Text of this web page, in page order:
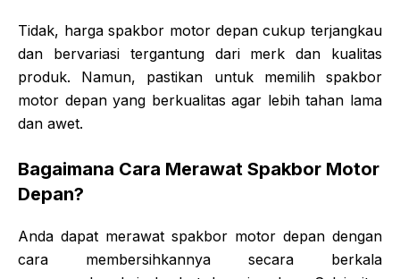
Tidak, harga spakbor motor depan cukup terjangkau
dan bervariasi tergantung dari merk dan kualitas
produk. Namun, pastikan untuk memilih spakbor
motor depan yang berkualitas agar lebih tahan lama
dan awet.
Bagaimana Cara Merawat Spakbor Motor
Depan?
Anda dapat merawat spakbor motor depan dengan
cara membersihkannya secara berkala